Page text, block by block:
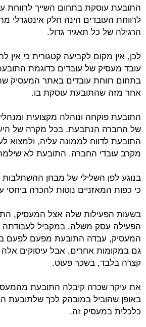
התובעת עוסקת בתחום השייך לרווחת
לרווחת העובדים הינה חלק אינטגרלי
הרגילה של כל תאגיד גדול.
לכן, אין מקום לקביעה קטגורית כי אין
עובד מעסיק של עובדים כדוגמת
בתחום רווחת עובדים באתר המעסיק
אחר מזה שהתובעת עוסקת בו.
התובעת פוקחה ונוהלה מקצועית
של החברה הנתבעת. בכל מקרה של
התובעת לדווח לממונה עליה, ולמצוא
מקרב עובדי החברה. התובעת לא
בנוגע לפן השלילי של מבחן ההשתלבות
כי כפות המאזניים נוטות להכרה ביחסי
בשעות הפעילות שלה אצל המעסיק,
הפעילה עסק משלה. במקביל
המעסיק, עבדה התובעת מפעם לפעם
גם במקומות אחרים, אבל עיסוקים אלה
קצרה בלבד, בשכר פעוט.
את עיקר שכרה קיבלה התובעת
באופן שהוביל במובהק לכך שלתובעת
כלכלית במעסיק זה.